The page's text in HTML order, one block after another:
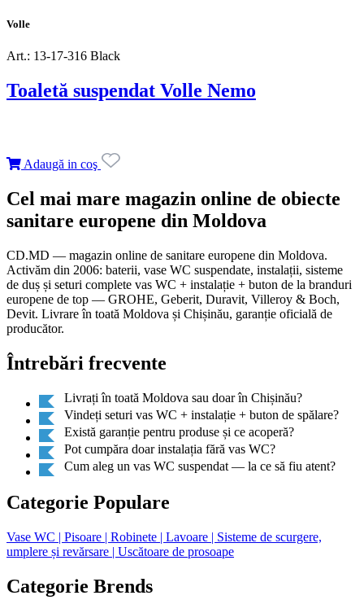
Volle
Art.: 13-17-316 Black
Toaletă suspendat Volle Nemo
Adaugă in coş
Cel mai mare magazin online de obiecte
sanitare europene din Moldova
CD.MD — magazin online de sanitare europene din Moldova.
Activăm din 2006: baterii, vase WC suspendate, instalații, sisteme
de duș și seturi complete vas WC + instalație + buton de la branduri
europene de top — GROHE, Geberit, Duravit, Villeroy & Boch,
Devit. Livrare în toată Moldova și Chișinău, garanție oficială de
producător.
Întrebări frecvente
Livrați în toată Moldova sau doar în Chișinău?
Vindeți seturi vas WC + instalație + buton de spălare?
Există garanție pentru produse și ce acoperă?
Pot cumpăra doar instalația fără vas WC?
Cum aleg un vas WC suspendat — la ce să fiu atent?
Categorie Populare
Vase WC | Pisoare | Robinete | Lavoare | Sisteme de scurgere,
umplere și revărsare | Uscătoare de prosoape
Categorie Brends